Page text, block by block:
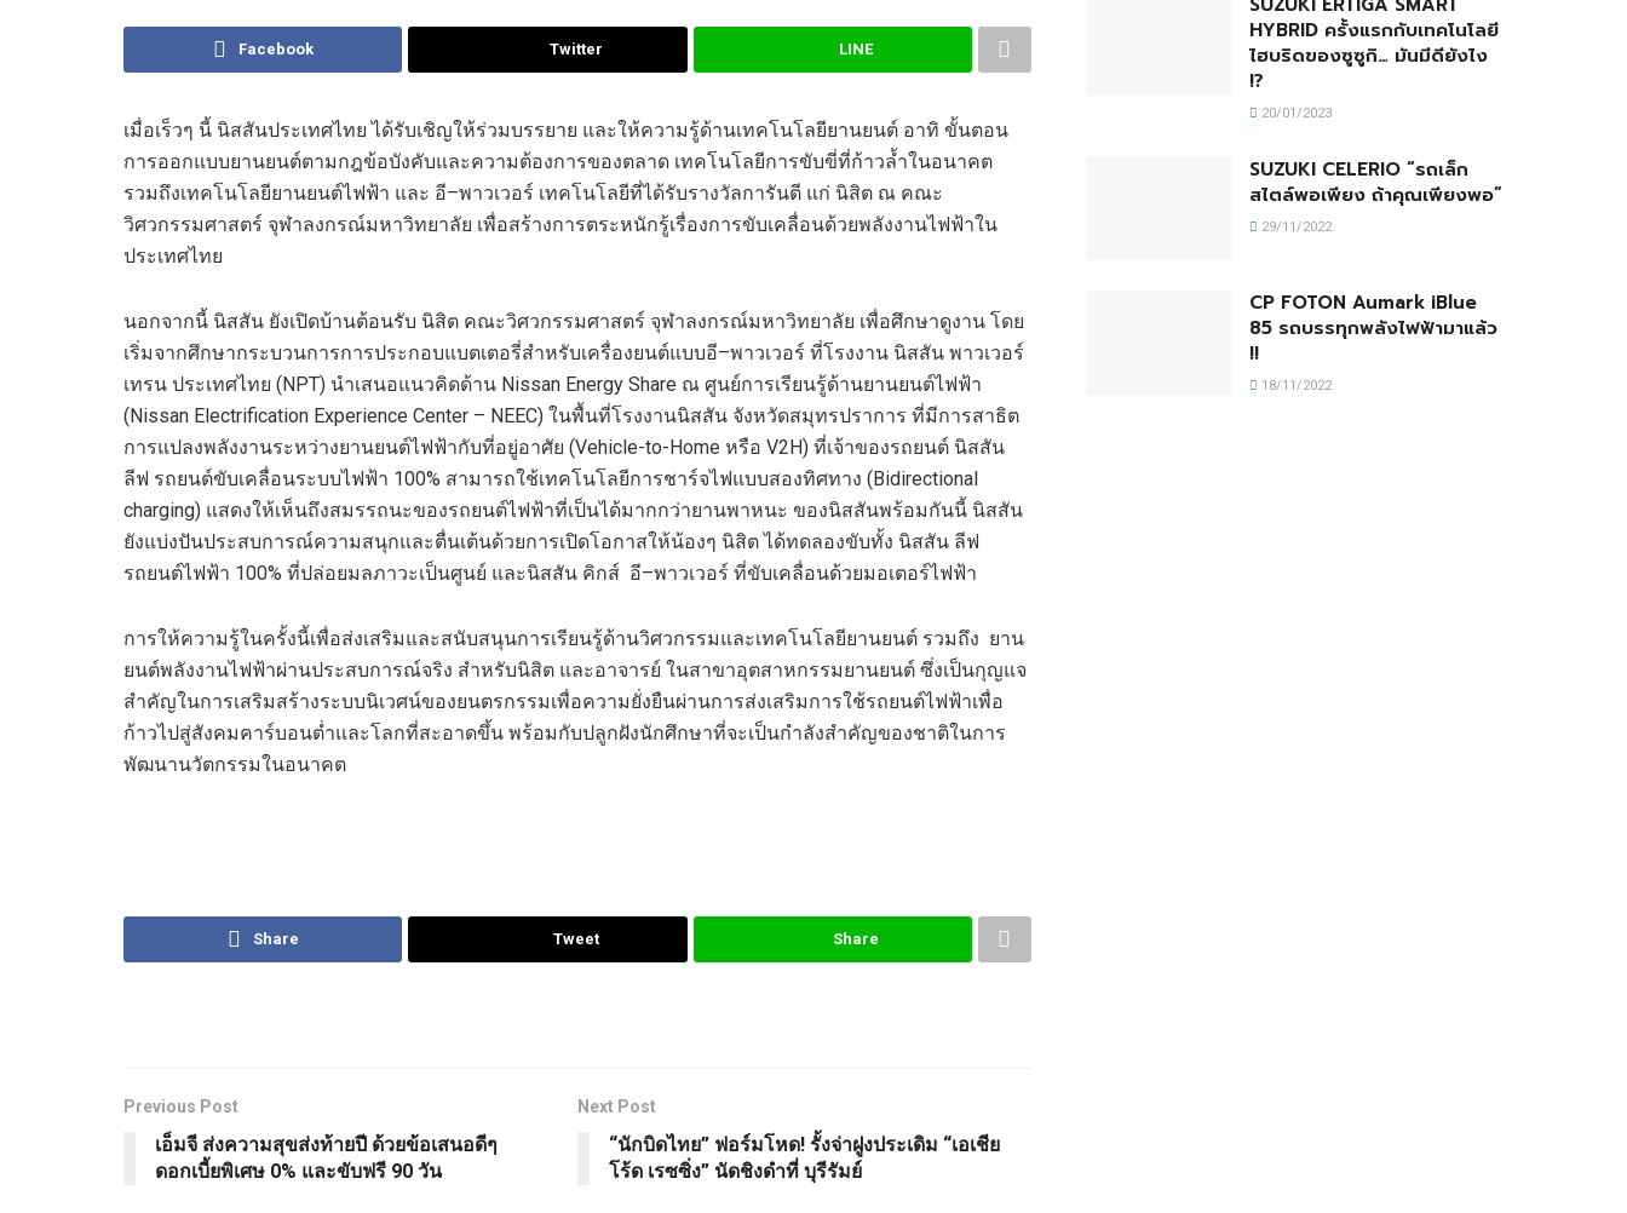
Facebook Twitter LINE
เมื่อเร็วๆ นี้ นิสสันประเทศไทยได้รับเชิญให้ร่วมบรรยาย และให้ความรู้ด้านเทคโนโลยียานยนต์ อาทิ ขั้นตอน
การออกแบบยานยนต์ตามกฎข้อบังคับและความต้องการของตลาด เทคโนโลยีการขับขี่ที่ก้าวล้ำในอนาคต
รวมถึงเทคโนโลยียานยนต์ไฟฟ้า และ อี–พาวเวอร์ เทคโนโลยีที่ได้รับรางวัลการันตี แก่ นิสิต ณ คณะ
วิศวกรรมศาสตร์ จุฬาลงกรณ์มหาวิทยาลัย เพื่อสร้างการตระหนักรู้เรื่องการขับเคลื่อนด้วยพลังงานไฟฟ้าใน
ประเทศไทย
นอกจากนี้ นิสสัน ยังเปิดบ้านต้อนรับ นิสิต คณะวิศวกรรมศาสตร์ จุฬาลงกรณ์มหาวิทยาลัย เพื่อศึกษาดูงาน โดย
เริ่มจากศึกษากระบวนการการประกอบแบตเตอรี่สำหรับเครื่องยนต์แบบอี–พาวเวอร์ ที่โรงงาน นิสสัน พาวเวอร์
เทรน ประเทศไทย (NPT) นำเสนอแนวคิดด้าน Nissan Energy Share ณ ศูนย์การเรียนรู้ด้านยานยนต์ไฟฟ้า
(Nissan Electrification Experience Center – NEEC) ในพื้นที่โรงงานนิสสัน จังหวัดสมุทรปราการ ที่มีการสาธิต
การแปลงพลังงานระหว่างยานยนต์ไฟฟ้ากับที่อยู่อาศัย (Vehicle-to-Home หรือ V2H) ที่เจ้าของรถยนต์ นิสสัน
ลีฟ รถยนต์ขับเคลื่อนระบบไฟฟ้า 100% สามารถใช้เทคโนโลยีการชาร์จไฟแบบสองทิศทาง (Bidirectional
charging) แสดงให้เห็นถึงสมรรถนะของรถยนต์ไฟฟ้าที่เป็นได้มากกว่ายานพาหนะ ของนิสสันพร้อมกันนี้ นิสสัน
ยังแบ่งปันประสบการณ์ความสนุกและตื่นเต้นด้วยการเปิดโอกาสให้น้องๆ นิสิต ได้ทดลองขับทั้ง นิสสัน ลีฟ
รถยนต์ไฟฟ้า 100% ที่ปล่อยมลภาวะเป็นศูนย์ และนิสสัน คิกส์ อี–พาวเวอร์ ที่ขับเคลื่อนด้วยมอเตอร์ไฟฟ้า
การให้ความรู้ในครั้งนี้เพื่อส่งเสริมและสนับสนุนการเรียนรู้ด้านวิศวกรรมและเทคโนโลยียานยนต์ รวมถึง ยาน
ยนต์พลังงานไฟฟ้าผ่านประสบการณ์จริง สำหรับนิสิต และอาจารย์ ในสาขาอุตสาหกรรมยานยนต์ ซึ่งเป็นกุญแจ
สำคัญในการเสริมสร้างระบบนิเวศน์ของยนตรกรรมเพื่อความยั่งยืนผ่านการส่งเสริมการใช้รถยนต์ไฟฟ้าเพื่อ
ก้าวไปสู่สังคมคาร์บอนต่ำและโลกที่สะอาดขึ้น พร้อมกับปลูกฝังนักศึกษาที่จะเป็นกำลังสำคัญของชาติในการ
พัฒนานวัตกรรมในอนาคต
Share Tweet Share
Previous Post
เอ็มจี ส่งความสุขส่งท้ายปี ด้วยข้อเสนอดีๆ
ดอกเบี้ยพิเศษ 0% และขับฟรี 90 วัน
Next Post
“นักบิดไทย” ฟอร์มโหด! รั้งจ่าฝูงประเดิม “เอเชีย
โร้ด เรซซิ่ง” นัดชิงดำที่ บุรีรัมย์
HYBRID ครั้งแรกกับเทคโนโลยี
ไฮบริดของซูซูกิ… มันมีดียังไง
!?
20/01/2023
SUZUKI CELERIO “รถเล็ก
สไตล์พอเพียง ถ้าคุณเพียงพอ”
29/11/2022
CP FOTON Aumark iBlue
85 รถบรรทุกพลังไฟฟ้ามาแล้ว
!!
18/11/2022